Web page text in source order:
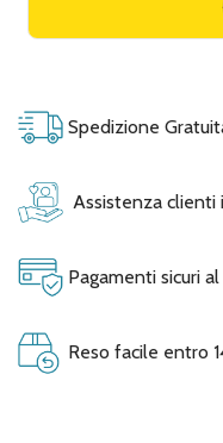
Spedizione
Assistenza
Pagamenti sicuri
Reso facile entro